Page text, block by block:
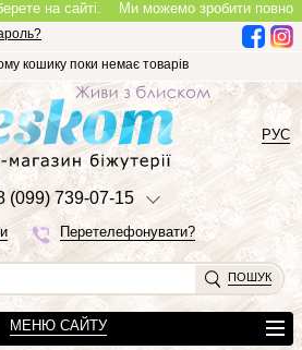
сайті.Ми можемо зробити повноцінне
кошику поки немає товарів
(099) 739-07-15
Перетелефонувати?
РУС
ПОШУК
МЕНЮ САЙТУ